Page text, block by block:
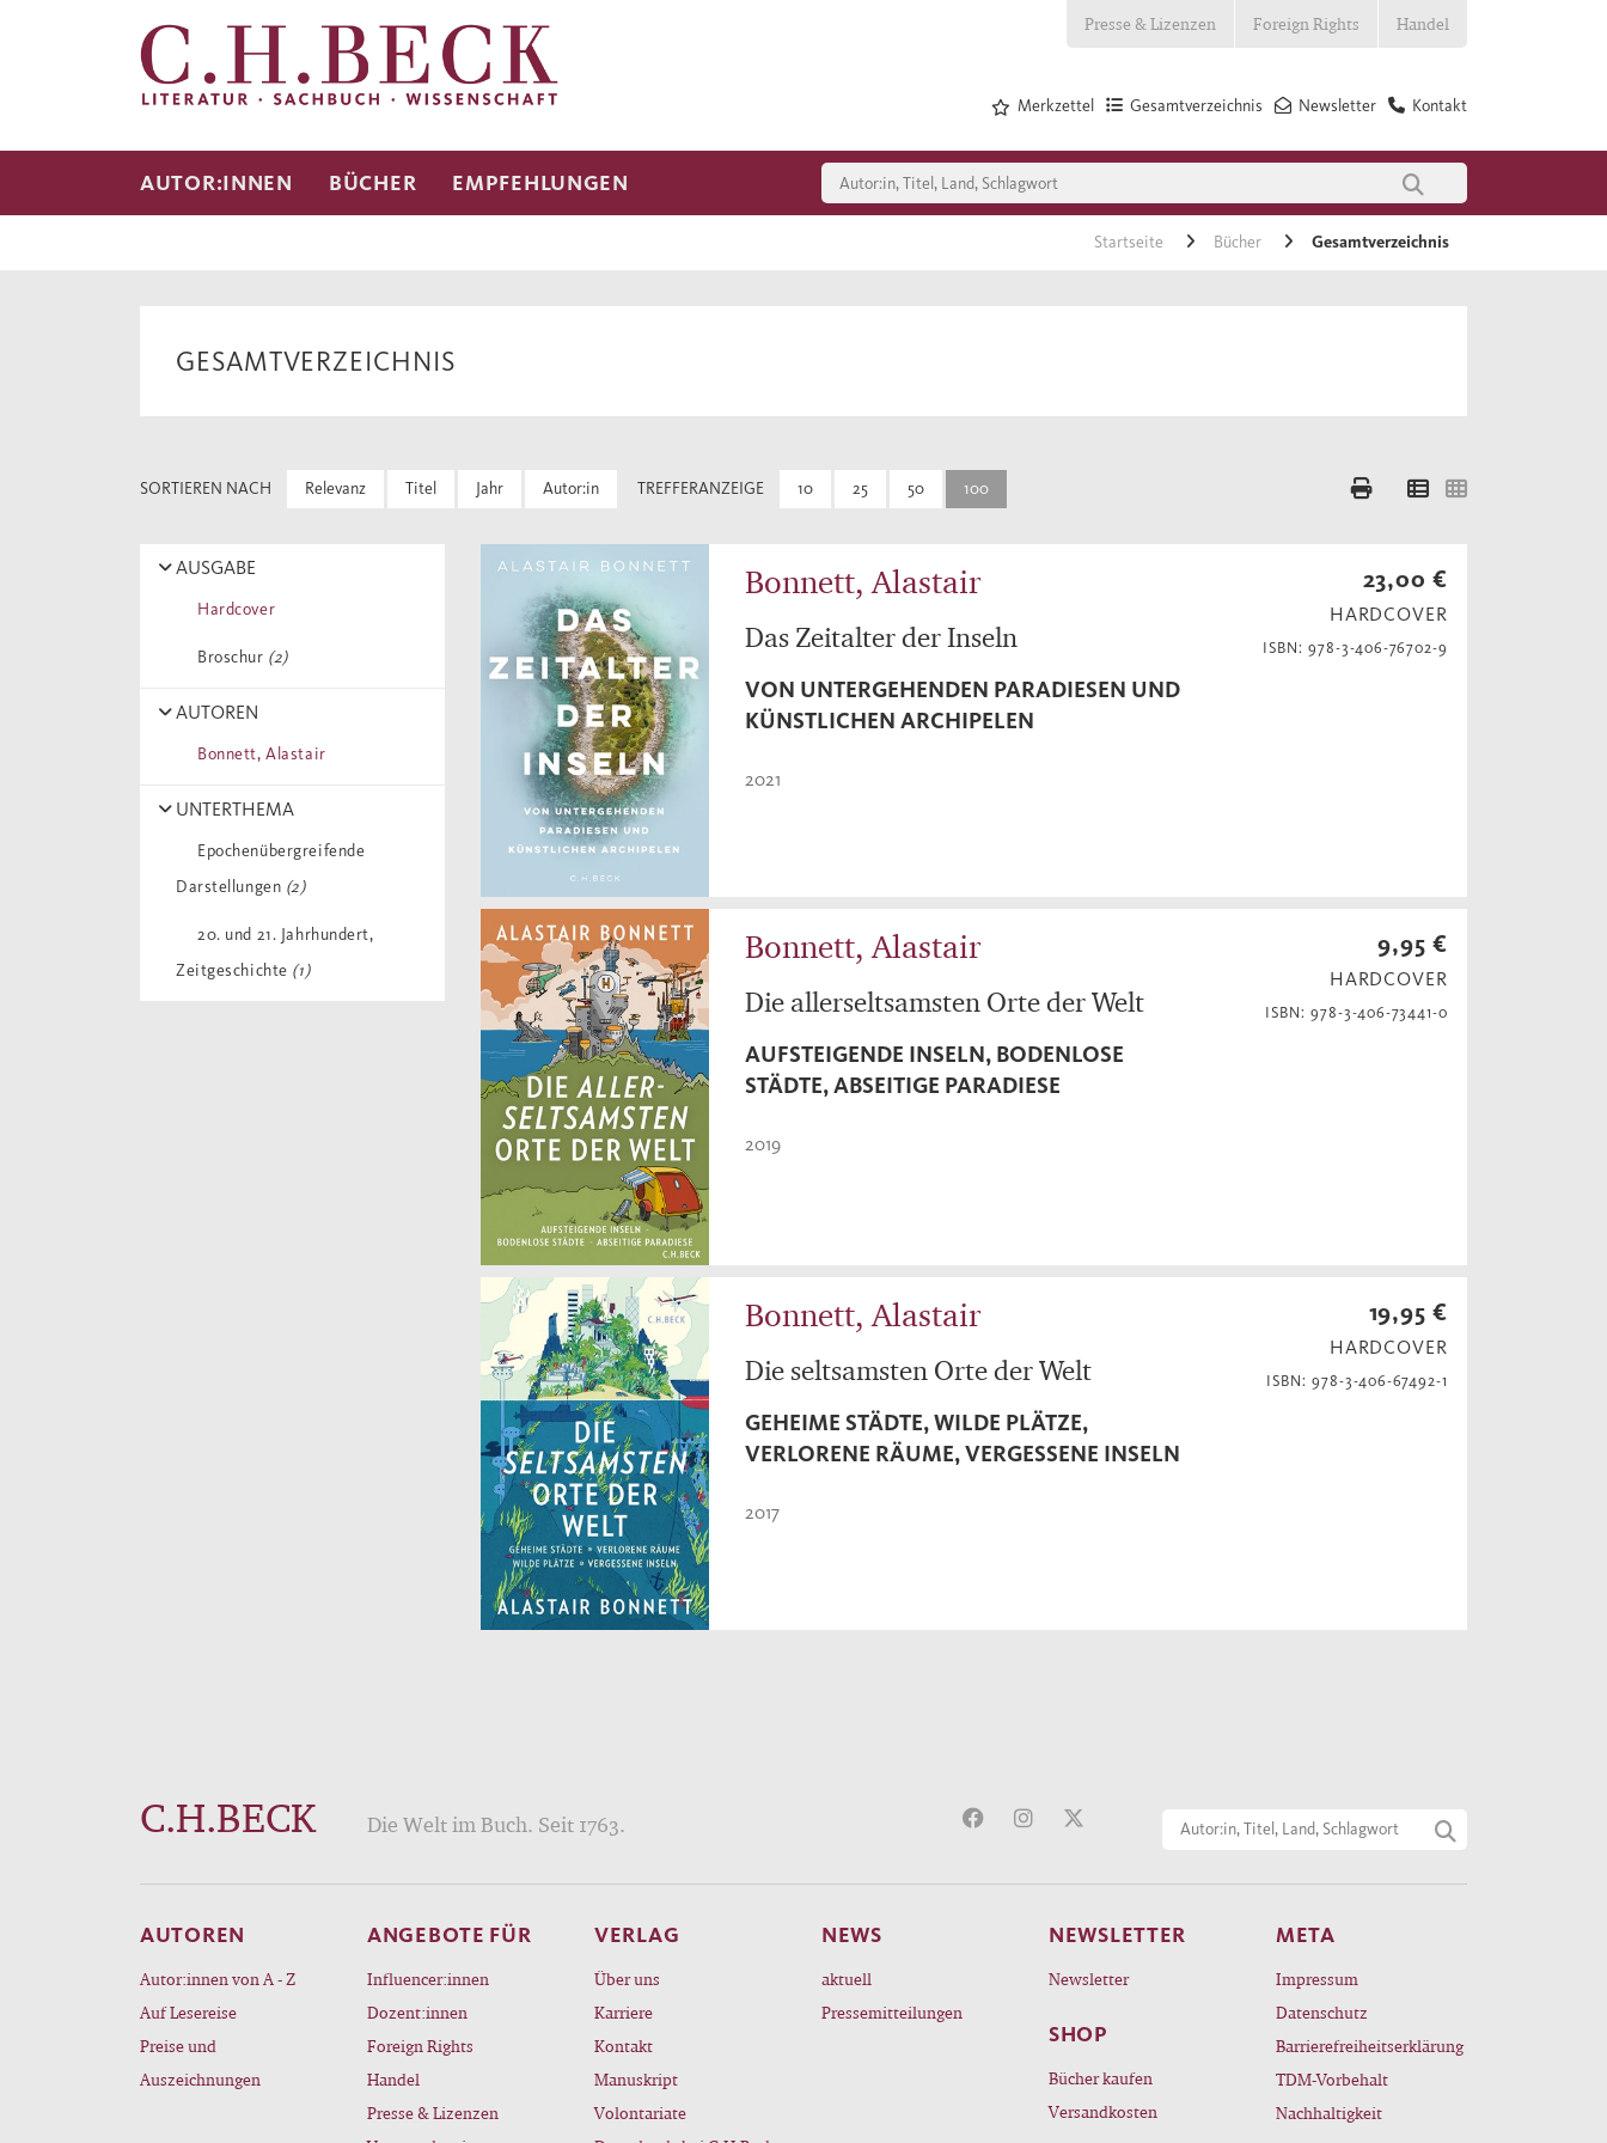
Presse & Lizenzen Foreign Rights Handel
Kontakt
Newsletter
Gesamtverzeichnis
Merkzettel
AUTOR:INNEN BÜCHER EMPFEHLUNGEN
Startseite Bücher Gesamtverzeichnis
GESAMTVERZEICHNIS
SORTIEREN NACH Relevanz Titel Jahr Autor:in TREFFERANZEIGE 10 25 50 100
AUSGABE
Hardcover
Broschur (2)
AUTOREN
Bonnett, Alastair
UNTERTHEMA
Epochenübergreifende
Darstellungen (2)
20. und 21. Jahrhundert,
Zeitgeschichte (1)
Bonnett, Alastair
Das Zeitalter der Inseln
VON UNTERGEHENDEN PARADIESEN UND
KÜNSTLICHEN ARCHIPELEN
2021
23,00 €
HARDCOVER
ISBN: 978-3-406-76702-9
Bonnett, Alastair
Die allerseltsamsten Orte der Welt
AUFSTEIGENDE INSELN, BODENLOSE
STÄDTE, ABSEITIGE PARADIESE
2019
9,95 €
HARDCOVER
ISBN: 978-3-406-73441-0
Bonnett, Alastair
Die seltsamsten Orte der Welt
GEHEIME STÄDTE, WILDE PLÄTZE,
VERLORENE RÄUME, VERGESSENE INSELN
2017
19,95 €
HARDCOVER
ISBN: 978-3-406-67492-1
C.H.BECK Die Welt im Buch. Seit 1763.
AUTOREN
Autor:innen von A - Z
Auf Lesereise
Preise und
Auszeichnungen
ANGEBOTE FÜR
Influencer:innen
Dozent:innen
Foreign Rights
Handel
Presse & Lizenzen
VERLAG
Über uns
Karriere
Kontakt
Manuskript
Volontariate
NEWS
aktuell
Pressemitteilungen
NEWSLETTER
Newsletter
SHOP
Bücher kaufen
Versandkosten
META
Impressum
Datenschutz
Barrierefreiheitserklärung
TDM-Vorbehalt
Nachhaltigkeit